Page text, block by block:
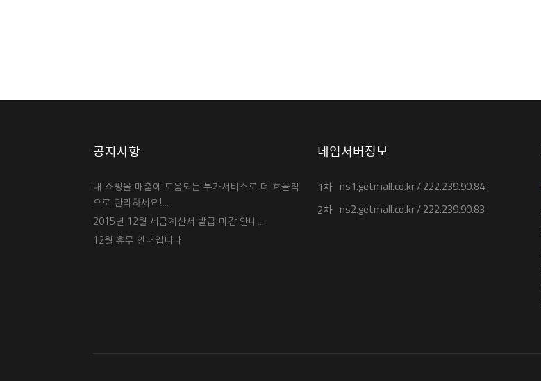
공지사항
내 쇼핑몰 매출에 도움되는 부가서비스로 더 효율적
으로 관리하세요!...
2015년 12월 세금계산서 발급 마감 안내...
12월 휴무 안내입니다
네임서버정보
1차 ns1.getmall.co.kr / 222.239.90.84
2차 ns2.getmall.co.kr / 222.239.90.83